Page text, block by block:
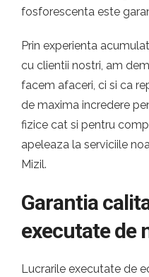
fosforescenta este
Prin experienta
cu clientii nostri, am
facem afaceri, ci si ca
de maxima incredere
fizice cat si pentru
apeleaza la serviciile
Mizil.
Garantia
executate de
Lucrarile executate de